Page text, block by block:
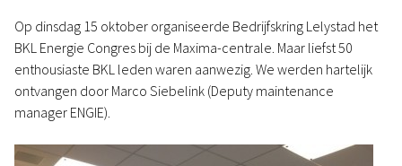
Op dinsdag 15 oktober organiseerde Bedrijfskring Lelystad het
BKL Energie Congres bij de Maxima-centrale. Maar liefst 50
enthousiaste BKL leden waren aanwezig. We werden hartelijk
ontvangen door Marco Siebelink (Deputy maintenance
manager ENGIE).